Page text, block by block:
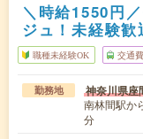
＼時給1550円
ジュ！未経験歓
職種未経験OK 交通
勤務地 神奈川県座
南林間駅か
分